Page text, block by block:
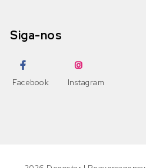
Siga-nos
Facebook Instagram